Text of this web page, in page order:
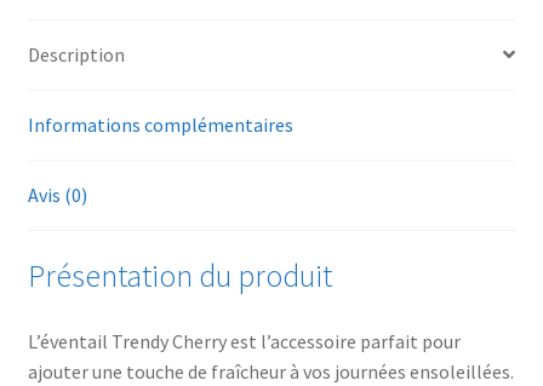
Description
Informations complémentaires
Avis (0)
Présentation du produit
L’éventail Trendy Cherry est l’accessoire parfait pour
ajouter une touche de fraîcheur à vos journées ensoleillées.